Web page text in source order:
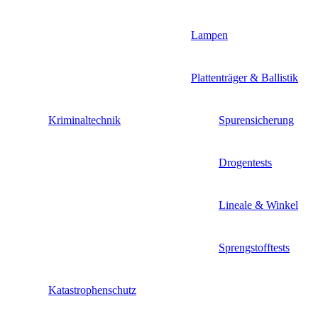
Lampen
Plattenträger & Ballistik
Kriminaltechnik Spurensicherung
Drogentests
Lineale & Winkel
Sprengstofftests
Katastrophenschutz